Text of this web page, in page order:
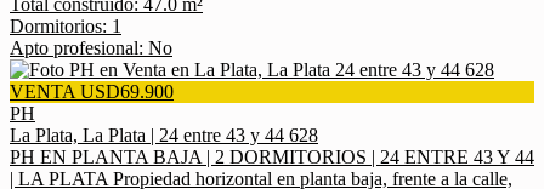
Total construido: 47.0 m²
Dormitorios: 1
Apto profesional: No
VENTA USD69.900
PH
La Plata, La Plata | 24 entre 43 y 44 628
PH EN PLANTA BAJA | 2 DORMITORIOS | 24 ENTRE 43 Y 44
| LA PLATA Propiedad horizontal en planta baja, frente a la calle,